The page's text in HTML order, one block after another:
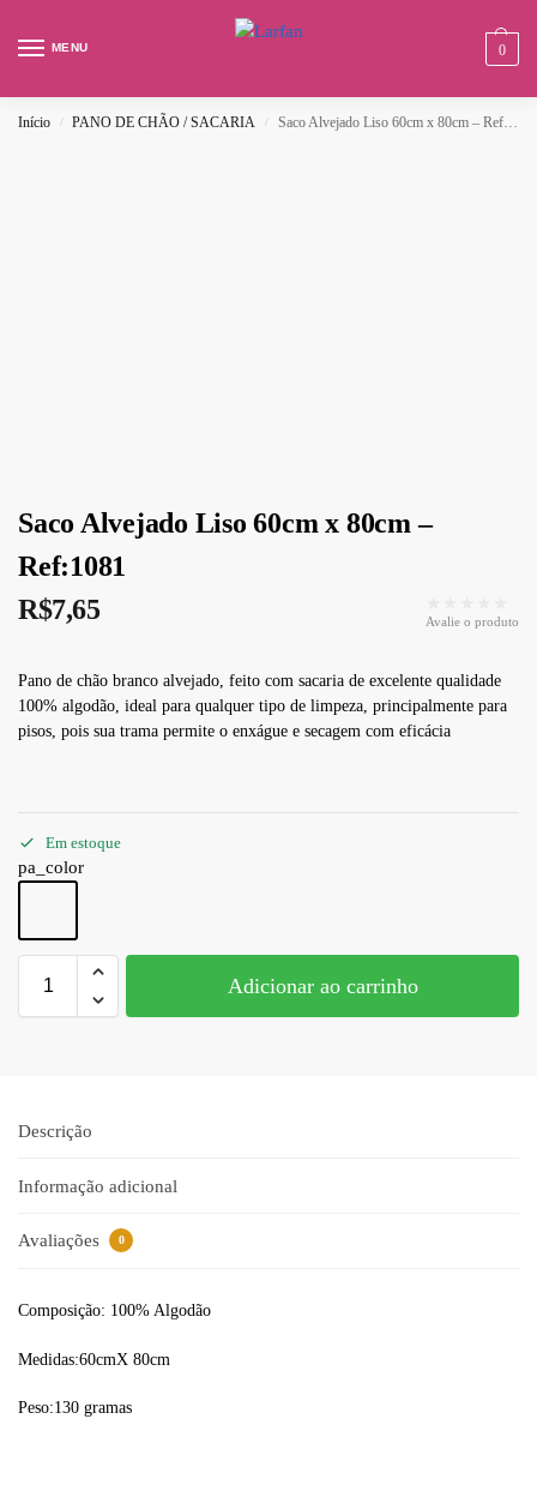
MENU 0
Início / PANO DE CHÃO / SACARIA / Saco Alvejado Liso 60cm x 80cm – Ref:1081
Saco Alvejado Liso 60cm x 80cm –
Ref:1081
R$7,65 Avalie o produto
Pano de chão branco alvejado, feito com sacaria de excelente qualidade
100% algodão, ideal para qualquer tipo de limpeza, principalmente para
pisos, pois sua trama permite o enxágue e secagem com eficácia
Em estoque
pa_color
Adicionar ao carrinho
Descrição
Informação adicional
Avaliações 0
Composição: 100% Algodão
Medidas:60cmX 80cm
Peso:130 gramas